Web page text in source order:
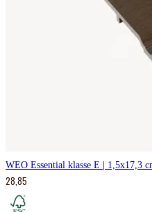
WEO Essential klasse E | 1,5x17,3
28,85